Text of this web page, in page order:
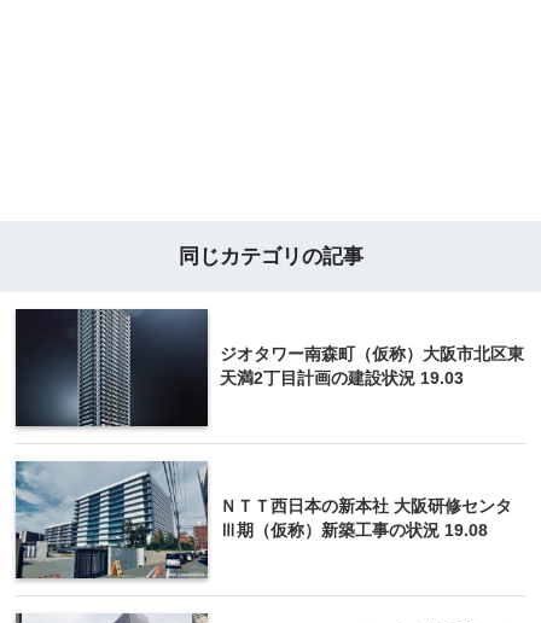
同じカテゴリの記事
ジオタワー南森町（仮称）大阪市北区東
天満2丁目計画の建設状況 19.03
ＮＴＴ西日本の新本社 大阪研修センタ
Ⅲ期（仮称）新築工事の状況 19.08